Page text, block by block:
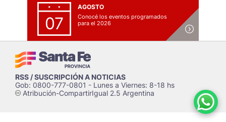
07
AGOSTO
Conocé los eventos programados
para el 2026
RSS / SUSCRIPCIÓN A NOTICIAS
Gob: 0800-777-0801 - Lunes a Viernes: 8-18 hs
cAtribución-CompartirIgual 2.5 Argentina